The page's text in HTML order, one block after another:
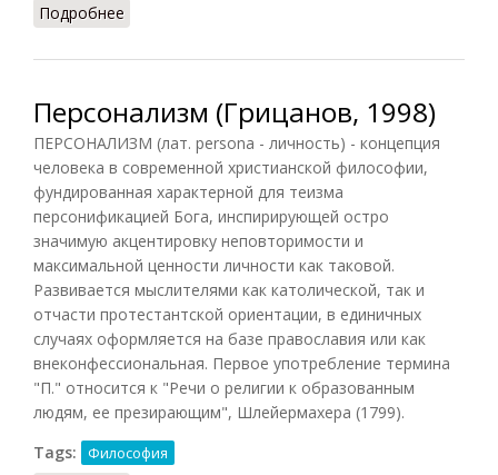
Подробнее
Персонализм (Грицанов, 1998)
ПЕРСОНАЛИЗМ (лат. persona - личность) - концепция
человека в современной христианской философии,
фундированная характерной для теизма
персонификацией Бога, инспирирующей остро
значимую акцентировку неповторимости и
максимальной ценности личности как таковой.
Развивается мыслителями как католической, так и
отчасти протестантской ориентации, в единичных
случаях оформляется на базе православия или как
внеконфессиональная. Первое употребление термина
"П." относится к "Речи о религии к образованным
людям, ее презирающим", Шлейермахера (1799).
Tags:
Философия